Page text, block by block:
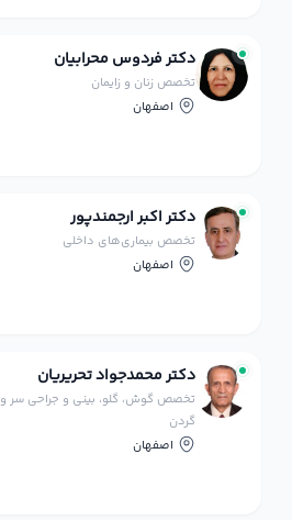
دکتر فردوس محرابیان
تخصص زنان و زایمان
اصفهان
دکتر اکبر ارجمندپور
تخصص بیماری‌های داخلی
اصفهان
دکتر محمدجواد تحریریان
تخصص گوش، گلو، بینی و جراحی سر و
گردن
اصفهان